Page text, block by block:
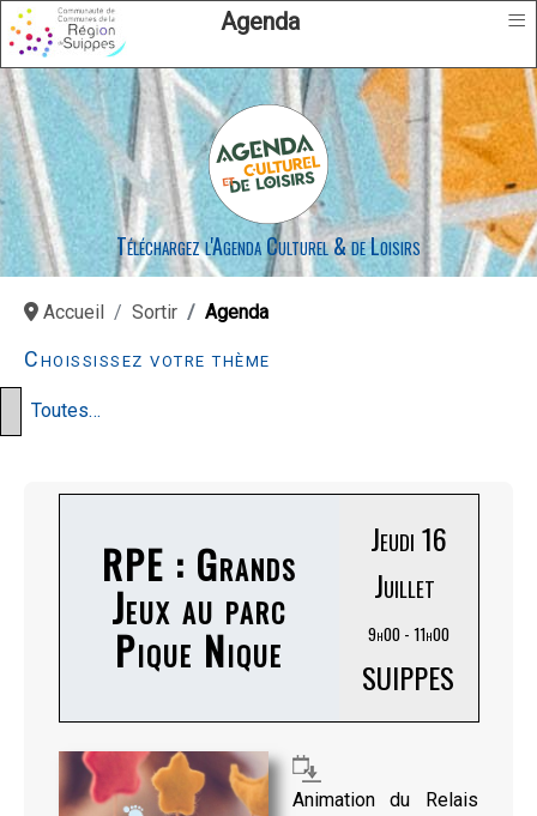
Agenda ≡
Téléchargez l'Agenda Culturel & de Loisirs
Accueil Sortir Agenda
Choississez votre thème
Toutes…
RPE : Grands
Jeux au parc
Pique Nique
Jeudi 16
Juillet
9h00 - 11h00
SUIPPES
Animation du Relais